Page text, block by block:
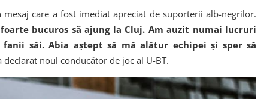
care a fost imediat apreciat de suporterii alb-negrilor.
bucuros să ajung la Cluj. Am auzit numai lucruri
săi. Abia aștept să mă alătur echipei și sper să
declarat noul conducător de joc al U-BT.